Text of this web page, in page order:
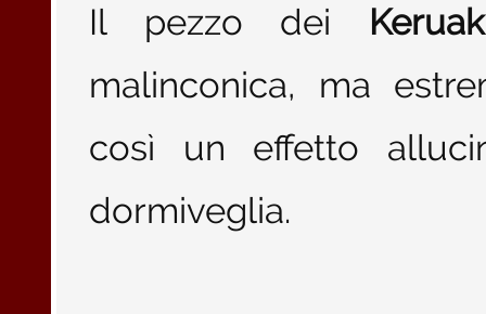
Il pezzo dei Keruak
malinconica, ma
così un effetto
dormiveglia.